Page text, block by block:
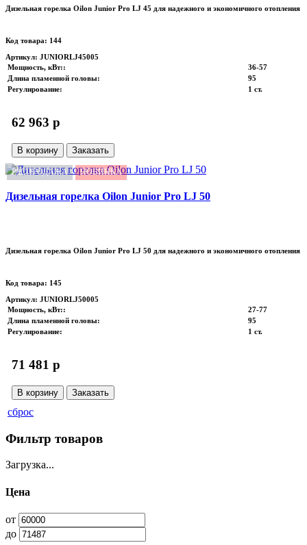
Дизельная горелка Oilon Junior Pro LJ 45 для надежного и экономичного отопления
Код товара: 144
Артикул: JUNIORLJ45005
Мощность, кВт::
36-57
Длина пламенной головы:
95
Регулирование: 1 ст.
62 963 p
В корзину Заказать
РАСПРОДАЖА НОВИНКА
Дизельная горелка Oilon Junior Pro LJ 50
Дизельная горелка Oilon Junior Pro LJ 50 для надежного и экономичного отопления
Код товара: 145
Артикул: JUNIORLJ50005
Мощность, кВт::
27-77
Длина пламенной головы:
95
Регулирование: 1 ст.
71 481 p
В корзину Заказать
сброс
Фильтр товаров
Загрузка...
Цена
от
до